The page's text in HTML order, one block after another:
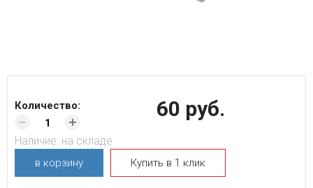
60 руб.
Количество:
Наличие: на складе
в корзину Купить в 1 клик